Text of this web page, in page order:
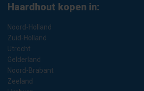
Haardhout kopen in:
Noord-Holland
Zuid-Holland
Utrecht
Gelderland
Noord-Brabant
Zeeland